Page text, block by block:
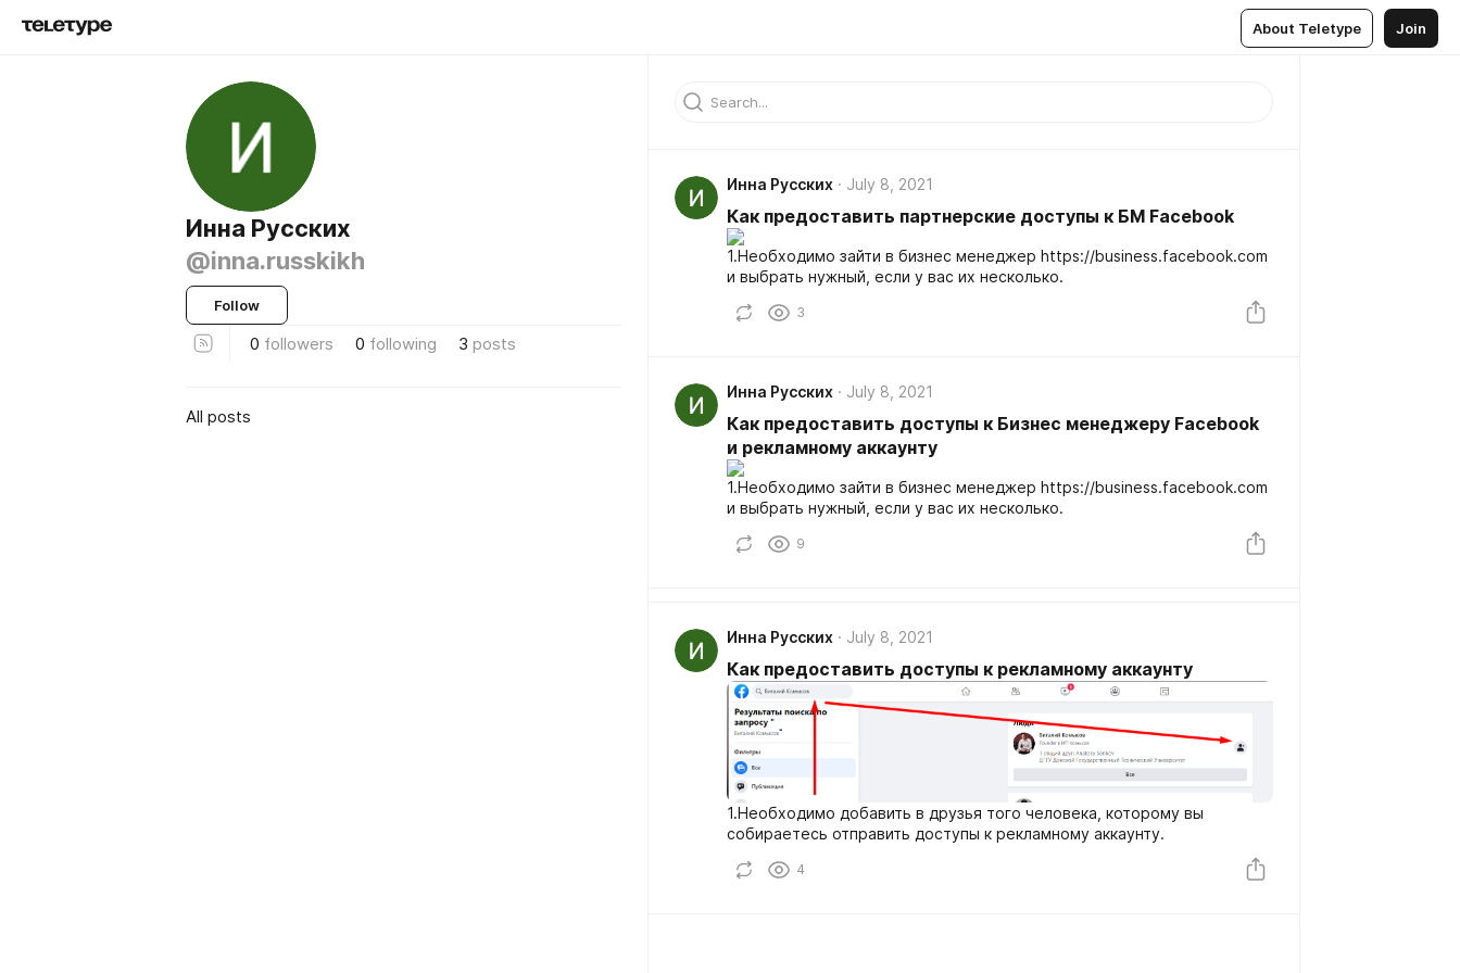
About Teletype Join
Инна Русских
@inna.russkikh
Follow
0 followers 0 following 3 posts
All posts
Инна Русских July 8, 2021
Как предоставить партнерские доступы к БМ Facebook
1.Необходимо зайти в бизнес менеджер https://business.facebook.com
и выбрать нужный, если у вас их несколько.
3
Инна Русских July 8, 2021
Как предоставить доступы к Бизнес менеджеру Facebook
и рекламному аккаунту
1.Необходимо зайти в бизнес менеджер https://business.facebook.com
и выбрать нужный, если у вас их несколько.
9
Инна Русских July 8, 2021
Как предоставить доступы к рекламному аккаунту
1.Необходимо добавить в друзья того человека, которому вы
собираетесь отправить доступы к рекламному аккаунту.
4